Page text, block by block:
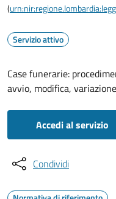
(
Servizio attivo
Case funerarie:
avvio, modifica,
Accedi al servizio
Condividi